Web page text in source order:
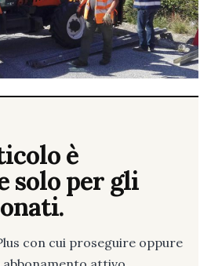
è
solo per gli
con cui proseguire oppure